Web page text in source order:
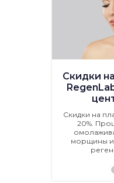
Скидки
Скидки на
20%.
морщины и